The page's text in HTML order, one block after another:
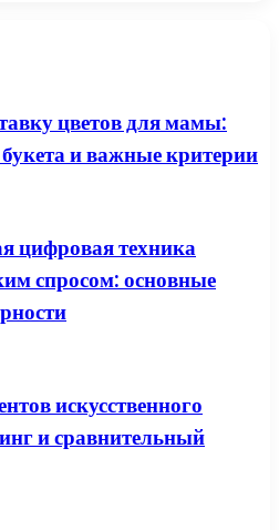
цветов для мамы:
и важные критерии
цифровая техника
спросом: основные
искусственного
и сравнительный